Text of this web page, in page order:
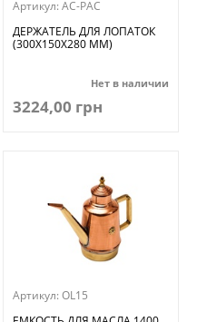
Артикул: AC-PAC
ДЕРЖАТЕЛЬ ДЛЯ ЛОПАТОК
(300Х150Х280 ММ)
Нет в наличии
3224,00 грн
Артикул: OL15